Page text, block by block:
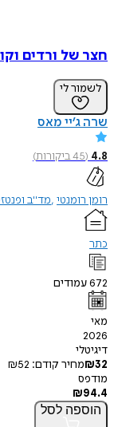
חצר של ורדים וקוצים 5 - חצר של
לשמור לי
שרה ג’יי מאס
4.8
(
45ביקורות)
רומן רומנטי מד"ב
כתר
672עמודים
מאי
2026
דיגיטלי
₪32 מחיר קודם: ₪52
מודפס
₪94.4
הוספה לסל